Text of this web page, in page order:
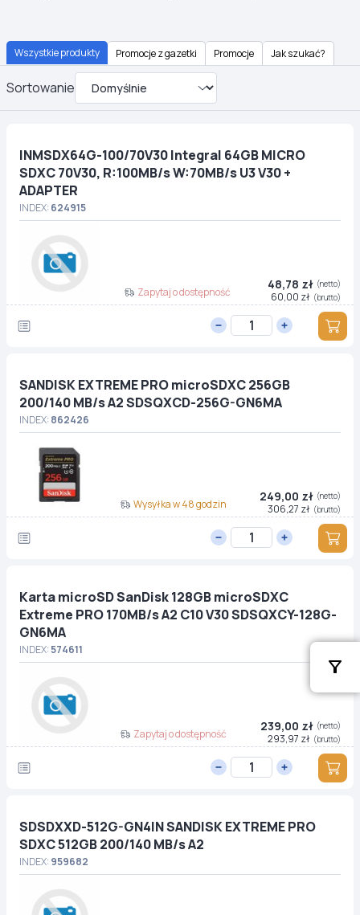
Wszystkie produkty Promocje z gazetki Promocje Jak szukać?
Sortowanie
INMSDX64G-100/70V30 Integral 64GB MICRO
SDXC 70V30, R:100MB/s W:70MB/s U3 V30 +
ADAPTER
INDEX:624915
Zapytaj o dostępność
48,78 zł (netto)
60,00 zł (brutto)
SANDISK EXTREME PRO microSDXC 256GB
200/140 MB/s A2 SDSQXCD-256G-GN6MA
INDEX:862426
Wysyłka w 48 godzin
249,00 zł (netto)
306,27 zł (brutto)
Karta microSD SanDisk 128GB microSDXC
Extreme PRO 170MB/s A2 C10 V30 SDSQXCY-128G-
GN6MA
INDEX:574611
Zapytaj o dostępność
239,00 zł (netto)
293,97 zł (brutto)
SDSDXXD-512G-GN4IN SANDISK EXTREME PRO
SDXC 512GB 200/140 MB/s A2
INDEX:959682